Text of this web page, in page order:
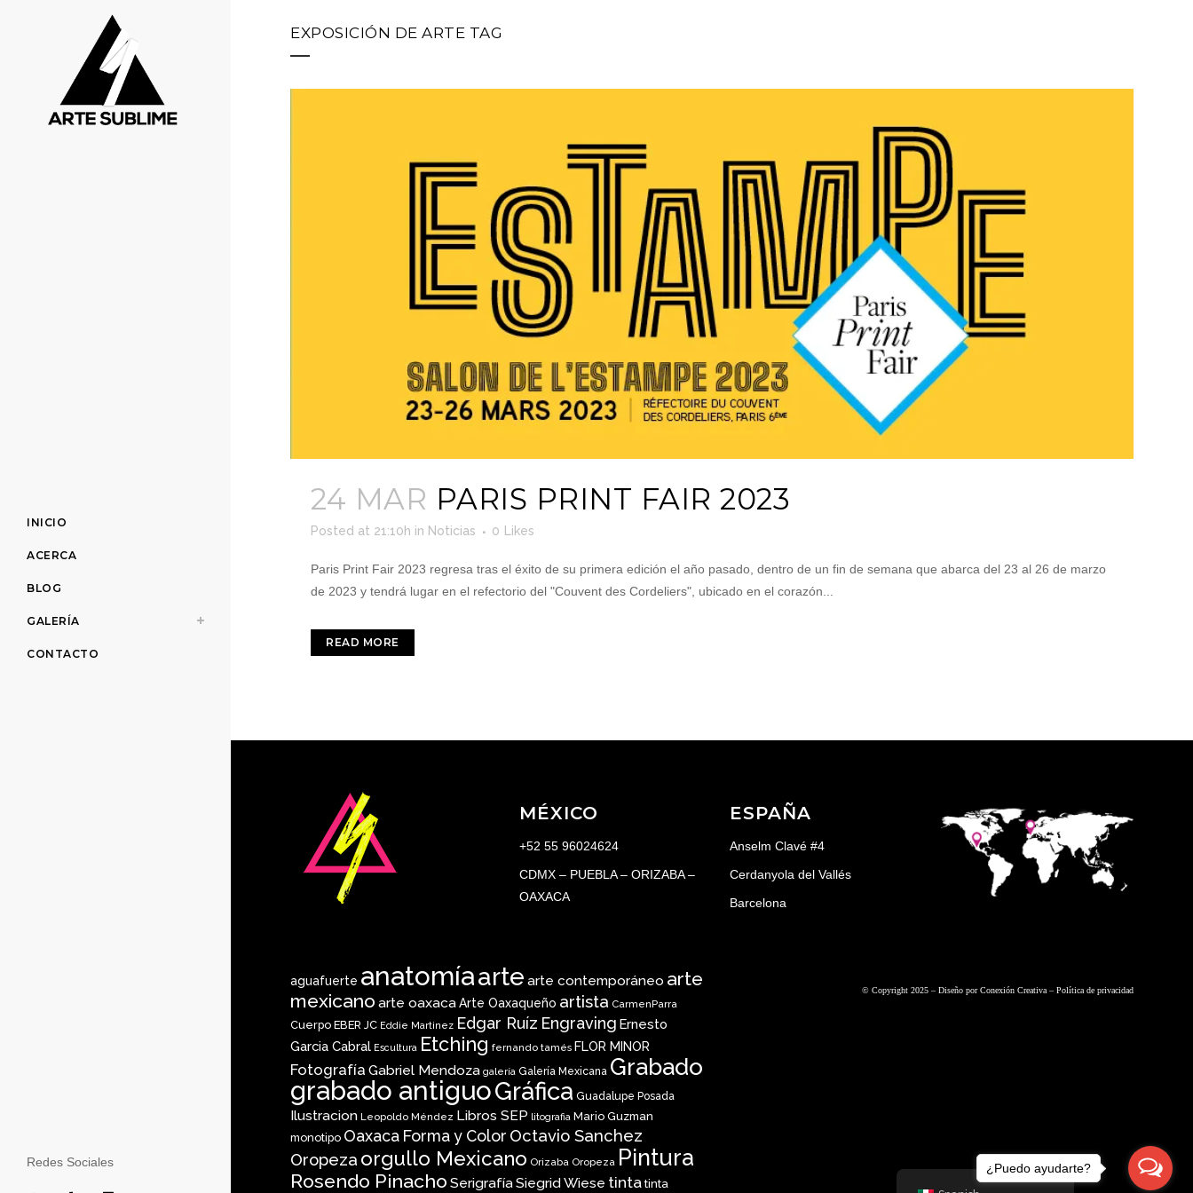
INICIO
ACERCA
BLOG
GALERÍA
CONTACTO
Redes Sociales
EXPOSICIÓN DE ARTE TAG
24 MAR PARIS PRINT FAIR 2023
Posted at 21:10h in Noticias 0 Likes
Paris Print Fair 2023 regresa tras el éxito de su primera edición el año pasado, dentro de un fin de semana que abarca del 23 al 26 de marzo
de 2023 y tendrá lugar en el refectorio del "Couvent des Cordeliers", ubicado en el corazón...
READ MORE
MÉXICO
+52 55 96024624
CDMX – PUEBLA – ORIZABA –
OAXACA
ESPAÑA
Anselm Clavé #4
Cerdanyola del Vallés
Barcelona
aguafuerte anatomíaarte arte contemporáneo arte
mexicano arte oaxacaArte Oaxaqueño artista CarmenParra
Cuerpo EBER JC Eddie Martinez Edgar Ruíz Engraving Ernesto
Garcia Cabral Escultura Etching fernando tamés FLOR MINOR
Fotografía Gabriel Mendoza galería Galería Mexicana Grabado
grabado antiguoGráfica Guadalupe Posada
Ilustracion Leopoldo Méndez Libros SEP litografia Mario Guzman
monotipo Oaxaca Forma y Color Octavio Sanchez
Oropeza orgullo Mexicano Orizaba Oropeza Pintura
Rosendo Pinacho SerigrafíaSiegrid Wiese tintatinta
© Copyright 2025 – Diseño porConexión Creativa – Política de privacidad
¿Puedo ayudarte?